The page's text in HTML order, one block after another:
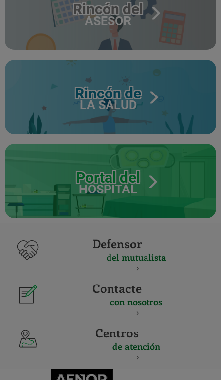
Rincón del
ASESOR
Rincón de
LA SALUD
Portal del
HOSPITAL
Defensor
del mutualista
Contacte
con nosotros
Centros
de atención